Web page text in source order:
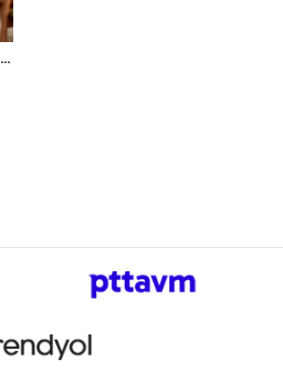
NİVEMESHOME 1501 قميص بدون أكمام للأولاد البيضاء رقم: 8 (11-12 سنة) شفاف